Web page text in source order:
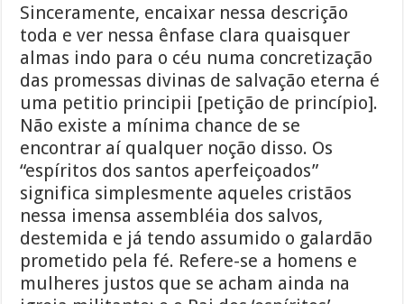
Sinceramente, encaixar nessa descrição
toda e ver nessa ênfase clara quaisquer
almas indo para o céu numa concretização
das promessas divinas de salvação eterna é
uma petitio principii [petição de princípio].
Não existe a mínima chance de se
encontrar aí qualquer noção disso. Os
“espíritos dos santos aperfeiçoados”
significa simplesmente aqueles cristãos
nessa imensa assembléia dos salvos,
destemida e já tendo assumido o galardão
prometido pela fé. Refere-se a homens e
mulheres justos que se acham ainda na